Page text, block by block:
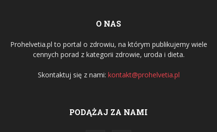
O NAS
Prohelvetia.pl to portal o zdrowiu, na którym publikujemy wiele
cennych porad z kategorii zdrowie, uroda i dieta.
Skontaktuj się z nami: kontakt@prohelvetia.pl
PODĄŻAJ ZA NAMI